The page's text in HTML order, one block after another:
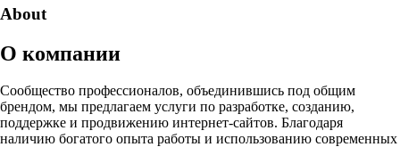
About
О компании
Сообщество профессионалов, объединившись под общим
брендом, мы предлагаем услуги по разработке, созданию,
поддержке и продвижению интернет-сайтов. Благодаря
наличию богатого опыта работы и использованию современных